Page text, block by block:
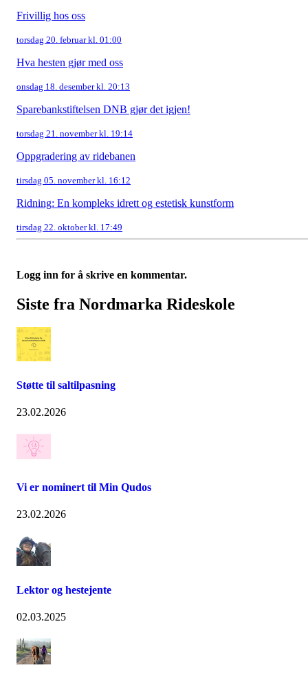
Frivillig hos oss
torsdag 20. februar kl. 01:00
Hva hesten gjør med oss
onsdag 18. desember kl. 20:13
Sparebankstiftelsen DNB gjør det igjen!
torsdag 21. november kl. 19:14
Oppgradering av ridebanen
tirsdag 05. november kl. 16:12
Ridning: En kompleks idrett og estetisk kunstform
tirsdag 22. oktober kl. 17:49
Logg inn for å skrive en kommentar.
Siste fra Nordmarka Rideskole
Støtte til saltilpasning
23.02.2026
Vi er nominert til Min Qudos
23.02.2026
Lektor og hestejente
02.03.2025